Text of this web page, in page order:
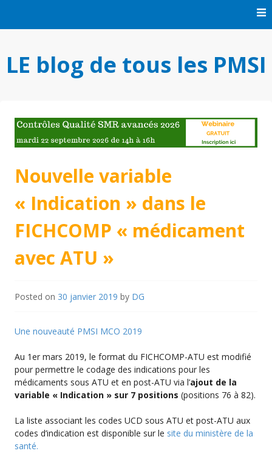
LE blog de tous les PMSI
Nouvelle variable
« Indication » dans le
FICHCOMP « médicament
avec ATU »
Posted on 30 janvier 2019 by DG
Une nouveauté PMSI MCO 2019
Au 1er mars 2019, le format du FICHCOMP-ATU est modifié
pour permettre le codage des indications pour les
médicaments sous ATU et en post-ATU via l’ajout de la
variable « Indication » sur 7 positions (positions 76 à 82).
La liste associant les codes UCD sous ATU et post-ATU aux
codes d’indication est disponible sur le site du ministère de la
santé.